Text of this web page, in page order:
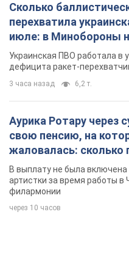
Сколько
перехватила
июле: в Минобороны
Украинская ПВО работала в
дефицита ракет-
3 часа назад 6,2 т.
Аурика Ротару через
свою пенсию, на
жаловалась: сколько
певица
В выплату не была включена
артистки за время работы в
филармонии
через 10 часов